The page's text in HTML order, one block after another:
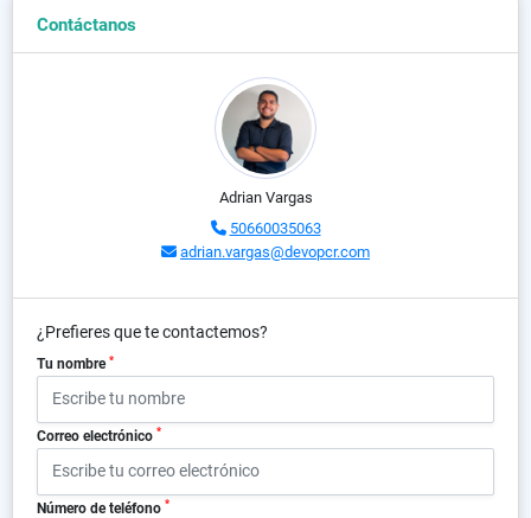
Contáctanos
Adrian Vargas
50660035063
adrian.vargas@devopcr.com
¿Prefieres que te contactemos?
Tu nombre *
Correo electrónico *
Número de teléfono *